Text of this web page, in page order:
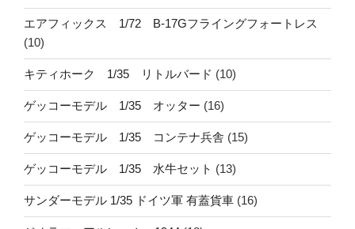
エアフィックス 1/72 B-17Gフライングフォートレス
(10)
キティホーク 1/35 リトルバード (10)
ゲッコーモデル 1/35 オッター (16)
ゲッコーモデル 1/35 コンテナ兵舎 (15)
ゲッコーモデル 1/35 水牛セット (13)
サンダーモデル 1/35 ドイツ軍 有蓋貨車 (16)